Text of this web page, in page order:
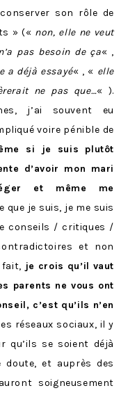
son rôle de
» (« non, elle ne veut
pas besoin de ça« ,
a déjà essayé« , « elle
ne pas que…« ).
j’ai souvent eu
voire pénible de
si je suis plutôt
d’avoir mon mari
et même me
je suis, je me suis
conseils / critiques /
et non
fait, je crois qu’il vaut
parents ne vous ont
c’est qu’ils n’en
réseaux sociaux, il y
qu’ils se soient déjà
et auprès des
soigneusement